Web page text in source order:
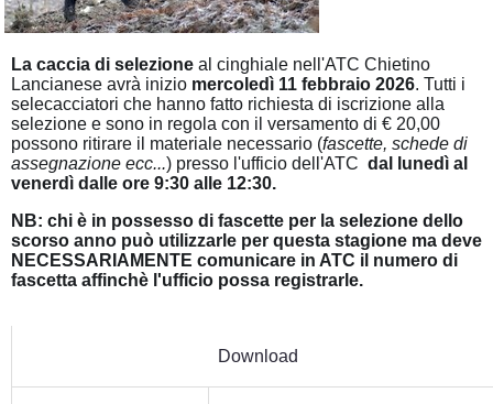
La caccia di selezione al cinghiale nell'ATC Chietino
Lancianese avrà inizio mercoledì 11 febbraio 2026. Tutti i
selecacciatori che hanno fatto richiesta di iscrizione alla
selezione e sono in regola con il versamento di € 20,00
possono ritirare il materiale necessario (fascette, schede di
assegnazione ecc...) presso l'ufficio dell'ATC dal lunedì al
venerdì dalle ore 9:30 alle 12:30.
NB: chi è in possesso di fascette per la selezione dello
scorso anno può utilizzarle per questa stagione ma deve
NECESSARIAMENTE comunicare in ATC il numero di
fascetta affinchè l'ufficio possa registrarle.
Download